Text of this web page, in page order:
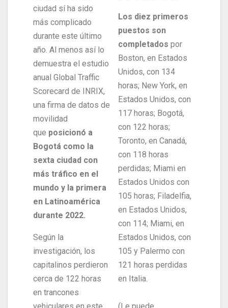
ciudad sí ha sido
más complicado
durante este último
año. Al menos así lo
demuestra el estudio
anual Global Traffic
Scorecard de INRIX,
una firma de datos de
movilidad
que posicionó a
Bogotá como la
sexta ciudad con
más tráfico en el
mundo y la primera
en Latinoamérica
durante 2022.
Según la
investigación, los
capitalinos perdieron
cerca de 122 horas
en trancones
Los diez primeros
puestos son
completados por
Boston, en Estados
Unidos, con 134
horas; New York, en
Estados Unidos, con
117 horas; Bogotá,
con 122 horas;
Toronto, en Canadá,
con 118 horas
perdidas; Miami en
Estados Unidos con
105 horas; Filadelfia,
en Estados Unidos,
con 114; Miami, en
Estados Unidos, con
105 y Palermo con
121 horas perdidas
en Italia.